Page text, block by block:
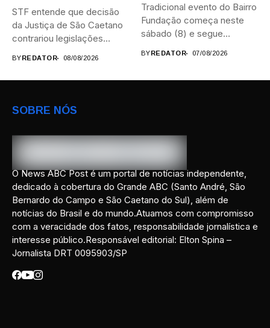
STF entende que decisão
da Justiça de São Caetano
contrariou legislações
BY REDATOR 08/08/2026
Tradicional evento do Bairro
Fundação começa neste
sábado (8) e segue
BY REDATOR 07/08/2026
SOBRE NÓS
O News ABC Post é um portal de notícias independente,
dedicado à cobertura do Grande ABC (Santo André, São
Bernardo do Campo e São Caetano do Sul), além de
notícias do Brasil e do mundo.Atuamos com compromisso
com a veracidade dos fatos, responsabilidade jornalística e
interesse público.Responsável editorial: Elton Spina –
Jornalista DRT 0095903/SP